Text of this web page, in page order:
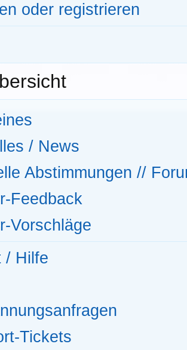
oder registrieren
/ News
Abstimmungen //
Feedback
Vorschläge
/ Hilfe
Tickets